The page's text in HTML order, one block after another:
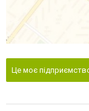
Це моє